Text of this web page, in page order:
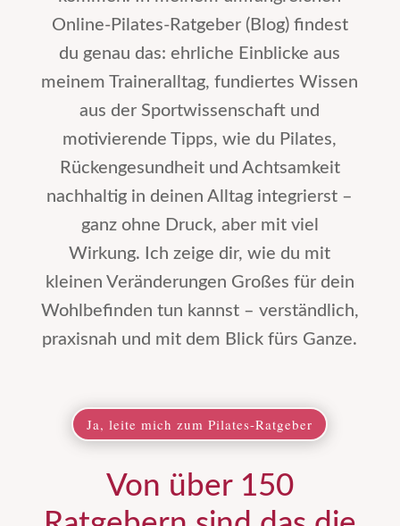
Online-Pilates-Ratgeber (Blog) findest
du genau das: ehrliche Einblicke aus
meinem Traineralltag, fundiertes Wissen
aus der Sportwissenschaft und
motivierende Tipps, wie du Pilates,
Rückengesundheit und Achtsamkeit
nachhaltig in deinen Alltag integrierst –
ganz ohne Druck, aber mit viel
Wirkung. Ich zeige dir, wie du mit
kleinen Veränderungen Großes für dein
Wohlbefinden tun kannst – verständlich,
praxisnah und mit dem Blick fürs Ganze.
Ja, leite mich zum Pilates-Ratgeber
Von über 150